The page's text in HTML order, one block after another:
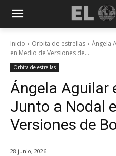
Inicio Orbita de estrellas
Ángela
en Medio de Versiones de...
Orbita de estrellas
Ángela Aguilar
Junto a Nodal
Versiones de
28 junio, 2026